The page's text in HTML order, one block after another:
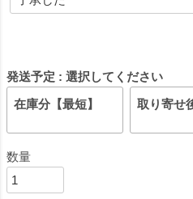
発送予定
選択してください
在庫分【最短】
取り寄せ